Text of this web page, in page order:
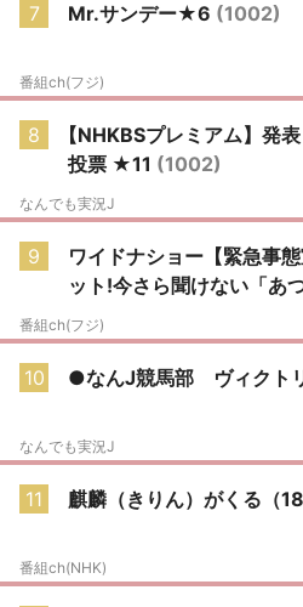
7 Mr.サンデー★6 (1002)
番組ch(フジ)
8
【NHKBSプレミアム】発
投票 ★11 (1002)
なんでも実況J
9
ワイドナショー【緊急事
ット!今さら聞けない「あ
番組ch(フジ)
10 ●なんJ競馬部 ヴィクト
なんでも実況J
11 麒麟（きりん）がくる（
番組ch(NHK)